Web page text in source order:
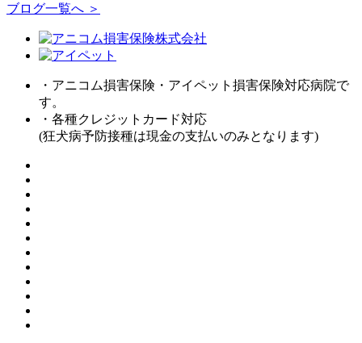
ブログ一覧へ ＞
・アニコム損害保険・アイペット損害保険対応病院で
す。
・各種クレジットカード対応
(狂犬病予防接種は現金の支払いのみとなります)